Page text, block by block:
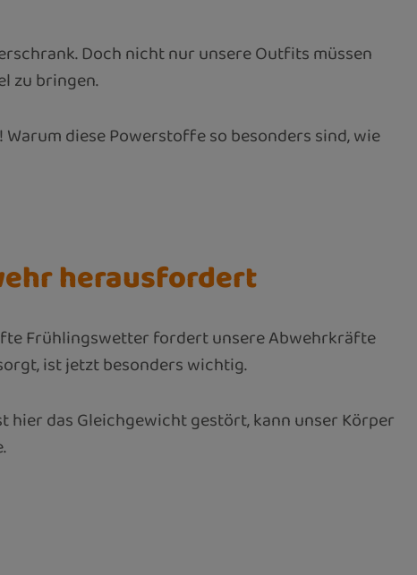
Doch nicht nur unsere Outfits müssen
zu bringen.
diese Powerstoffe so besonders sind, wie
herausfordert
Frühlingswetter fordert unsere Abwehrkräfte
ist jetzt besonders wichtig.
hier das Gleichgewicht gestört, kann unser Körper